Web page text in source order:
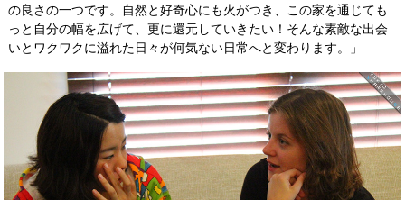
の良さの一つです。自然と好奇心にも火がつき、この家を通じても
っと自分の幅を広げて、更に還元していきたい！そんな素敵な出会
いとワクワクに溢れた日々が何気ない日常へと変わります。」